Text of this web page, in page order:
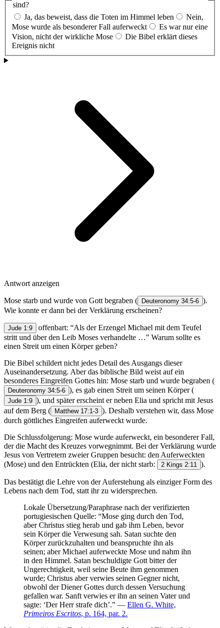
sind?
Ja, das beweist, dass die Toten im Himmel leben
Nein,
Mose wurde als besonderer Fall auferweckt
Es war nur eine
Vision, nicht der wirkliche Mose
Die Bibel erklärt dieses
Ereignis nicht
Antwort anzeigen
Mose starb und wurde von Gott begraben ( Deuteronomy 34:5-6 ).
Wie konnte er dann bei der Verklärung erscheinen?
Jude 1:9
offenbart: “Als der Erzengel Michael mit dem Teufel
stritt und über den Leib Moses verhandelte …” Warum sollte es
einen Streit um einen Körper geben?
Die Bibel schildert nicht jedes Detail des Ausgangs dieser
Auseinandersetzung. Aber das biblische Bild weist auf ein
besonderes Eingreifen Gottes hin: Mose starb und wurde begraben (
Deuteronomy 34:5-6 ), es gab einen Streit um seinen Körper (
Jude 1:9 ), und später erscheint er neben Elia und spricht mit Jesus
auf dem Berg (
Matthew 17:1-3 ). Deshalb verstehen wir, dass Mose
durch göttliches Eingreifen auferweckt wurde.
Die Schlussfolgerung: Mose wurde auferweckt, ein besonderer Fall,
der die Macht des Kreuzes vorwegnimmt. Bei der Verklärung wurde
Jesus von Vertretern zweier Gruppen besucht: den Auferweckten
(Mose) und den Entrückten (Elia, der nicht starb:
2 Kings 2:11 ).
Das bestätigt die Lehre von der Auferstehung als einziger Form des
Lebens nach dem Tod, statt ihr zu widersprechen.
Lokale Übersetzung/Paraphrase nach der verifizierten
portugiesischen Quelle: “Mose ging durch den Tod,
aber Christus stieg herab und gab ihm Leben, bevor
sein Körper die Verwesung sah. Satan suchte den
Körper zurückzuhalten und beanspruchte ihn als
seinen; aber Michael auferweckte Mose und nahm ihn
in den Himmel. Satan beschuldigte Gott bitter der
Ungerechtigkeit, weil seine Beute ihm genommen
wurde; Christus aber verwies seinen Gegner nicht,
obwohl der Diener Gottes durch dessen Versuchung
gefallen war. Sanft verwies er ihn an seinen Vater und
sagte: ‘Der Herr strafe dich’.” — Ellen G. White,
Primeiros Escritos, p. 164, par. 2.